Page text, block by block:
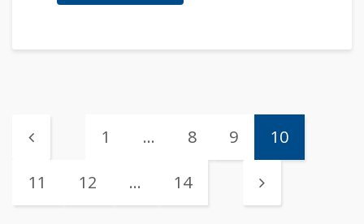
1 … 8 9 10
11 12 … 14